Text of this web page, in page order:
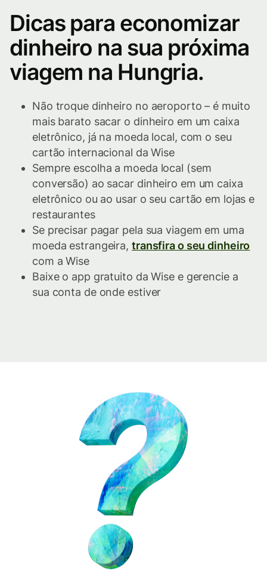
Dicas para economizar
dinheiro na sua próxima
viagem na Hungria.
Não troque dinheiro no aeroporto – é muito
mais barato sacar o dinheiro em um caixa
eletrônico, já na moeda local, com o seu
cartão internacional da Wise
Sempre escolha a moeda local (sem
conversão) ao sacar dinheiro em um caixa
eletrônico ou ao usar o seu cartão em lojas e
restaurantes
Se precisar pagar pela sua viagem em uma
moeda estrangeira, transfira o seu dinheiro
com a Wise
Baixe o app gratuito da Wise e gerencie a
sua conta de onde estiver